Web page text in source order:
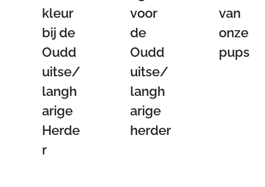
kleur
bij de
Oudd
uitse/
langh
arige
Herde
r
voor
de
Oudd
uitse/
langh
arige
herder
van
onze
pups